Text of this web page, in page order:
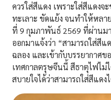
ควรใส่สีแดง เพราะใส่สีแดง
ทะเลาะ ขัดแย้ง จนทำให้หล
ที่ 9 กุมภาพันธ์ 2569 ที่ผ่านม
ออกมาแจ้งว่า “สามารถใส่สีแ
ฉลอง และเข้ากับบรรยากาศ
เทศกาลตรุษจีนนี้ สีธาตุไฟไ
สบายใจได้ว่าสามารถใส่สีแดง